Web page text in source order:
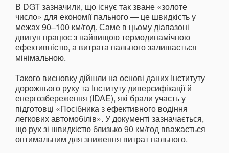
В DGT зазначили, що існує так зване «золоте
число» для економії пального — це швидкість у
межах 90–100 км/год. Саме в цьому діапазоні
двигун працює з найвищою термодинамічною
ефективністю, а витрата пального залишається
мінімальною.
Такого висновку дійшли на основі даних Інституту
дорожнього руху та Інституту диверсифікації й
енергозбереження (IDAE), які брали участь у
підготовці «Посібника з ефективного водіння
легкових автомобілів». У документі зазначається,
що рух зі швидкістю близько 90 км/год вважається
оптимальним для зниження витрат пального.